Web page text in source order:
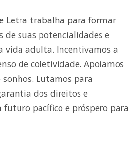
Letra trabalha para formar
de suas potencialidades e
vida adulta. Incentivamos a
de coletividade. Apoiamos
Lutamos para
dos direitos e
futuro pacífico e próspero para